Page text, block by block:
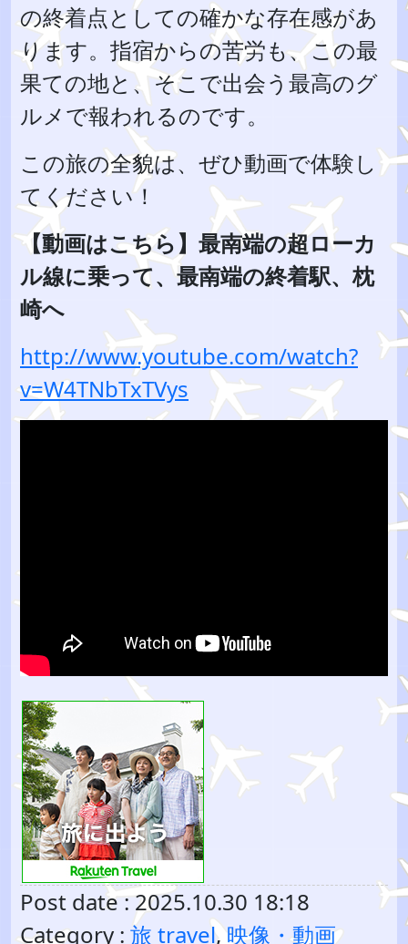
の終着点としての確かな存在感があ
ります。指宿からの苦労も、この最
果ての地と、そこで出会う最高のグ
ルメで報われるのです。
この旅の全貌は、ぜひ動画で体験し
てください！
【動画はこちら】最南端の超ローカ
ル線に乗って、最南端の終着駅、枕
崎へ
http://www.youtube.com/watch?
v=W4TNbTxTVys
Post date : 2025.10.30 18:18
Category : 旅 travel, 映像・動画